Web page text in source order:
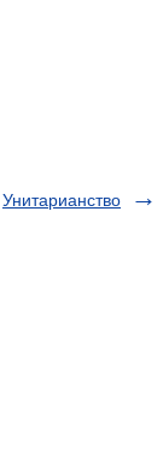
Унитарианство